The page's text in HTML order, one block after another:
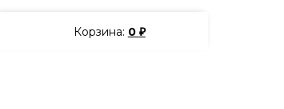
Корзина: 0 ₽